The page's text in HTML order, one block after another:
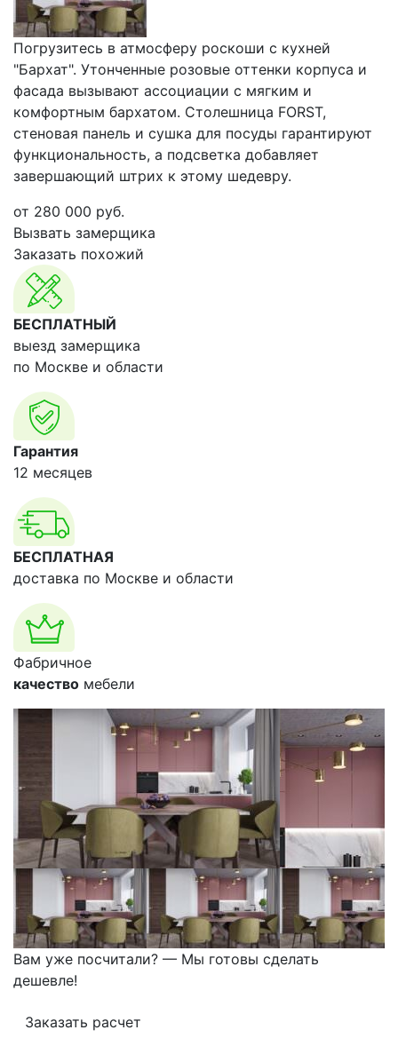
Погрузитесь в атмосферу роскоши с кухней
"Бархат". Утонченные розовые оттенки корпуса и
фасада вызывают ассоциации с мягким и
комфортным бархатом. Столешница FORST,
стеновая панель и сушка для посуды гарантируют
функциональность, а подсветка добавляет
завершающий штрих к этому шедевру.
от 280 000 руб.
Вызвать замерщика
Заказать похожий
БЕСПЛАТНЫЙ
выезд замерщика
по Москве и области
Гарантия
12 месяцев
БЕСПЛАТНАЯ
доставка по Москве и области
Фабричное
качество мебели
Вам уже посчитали? — Мы готовы сделать
дешевле!
Заказать расчет